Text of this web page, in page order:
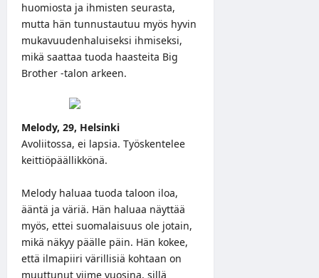
huomiosta ja ihmisten seurasta,
mutta hän tunnustautuu myös hyvin
mukavuudenhaluiseksi ihmiseksi,
mikä saattaa tuoda haasteita Big
Brother -talon arkeen.
Melody, 29, Helsinki
Avoliitossa, ei lapsia. Työskentelee
keittiöpäällikkönä.
Melody haluaa tuoda taloon iloa,
ääntä ja väriä. Hän haluaa näyttää
myös, ettei suomalaisuus ole jotain,
mikä näkyy päälle päin. Hän kokee,
että ilmapiiri värillisiä kohtaan on
muuttunut viime vuosina, sillä